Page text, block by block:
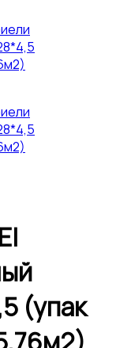
(упак